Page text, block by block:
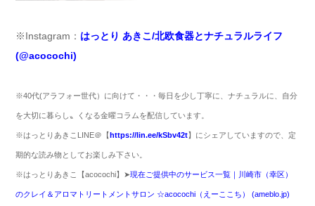
※Instagram： はっとり あきこ/北欧食器とナチュラルライフ
(@acocochi)
※40代(アラフォー世代） に向けて・・・ 毎日を少し丁寧に、ナチュラルに、自分
を大切に暮らし〟くなる金曜コラムを配信しています。
※はっとりあきこ LINE＠【https://lin.ee/kSbv42t】にシェアしていますので、定
期的な読み物としてお楽しみ下さい。
※はっとりあきこ【acocochi】➤現在ご提供中のサービス一覧｜川崎市（幸区）
のクレイ＆アロマトリートメントサロン ☆acocochi（えーここち） (ameblo.jp)